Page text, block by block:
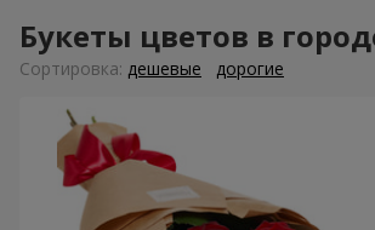
Букеты цветов в
Cортировка: дешевые дорогие